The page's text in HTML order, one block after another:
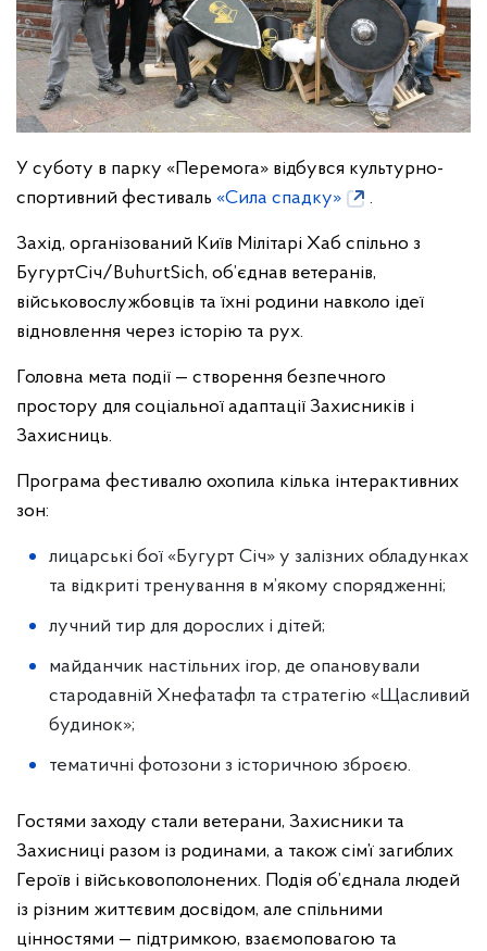
У суботу в парку «Перемога» відбувся культурно-
спортивний фестиваль «Сила спадку» .
Захід, організований Київ Мілітарі Хаб спільно з
БугуртСіч/BuhurtSich, об’єднав ветеранів,
військовослужбовців та їхні родини навколо ідеї
відновлення через історію та рух.
Головна мета події — створення безпечного
простору для соціальної адаптації Захисників і
Захисниць.
Програма фестивалю охопила кілька інтерактивних
зон:
лицарські бої «Бугурт Січ» у залізних обладунках
та відкриті тренування в м’якому спорядженні;
лучний тир для дорослих і дітей;
майданчик настільних ігор, де опановували
стародавній Хнефатафл та стратегію «Щасливий
будинок»;
тематичні фотозони з історичною зброєю.
Гостями заходу стали ветерани, Захисники та
Захисниці разом із родинами, а також сім’ї загиблих
Героїв і військовополонених. Подія об’єднала людей
із різним життєвим досвідом, але спільними
цінностями — підтримкою, взаємоповагою та